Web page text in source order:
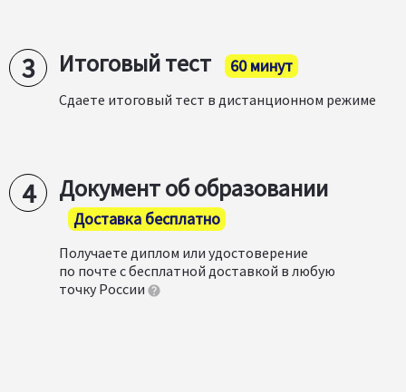
Итоговый тест 60 минут
Сдаете итоговый тест в дистанционном режиме
Документ об образовании
Доставка бесплатно
Получаете диплом или удостоверение
по почте с бесплатной доставкой в любую
точку России